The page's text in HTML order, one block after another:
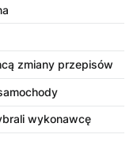
zmiany przepisów
wykonawcę